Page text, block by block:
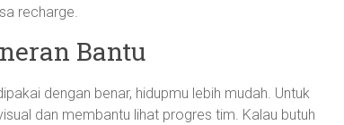
recharge.
Bantu
dengan benar, hidupmu lebih mudah. Untuk
dan membantu lihat progres tim. Kalau butuh